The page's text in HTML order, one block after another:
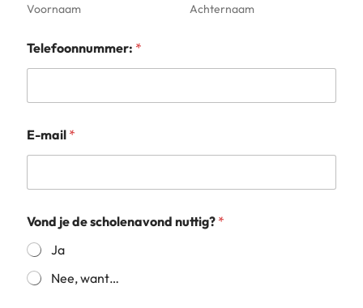
Voornaam Achternaam
Telefoonnummer: *
E-mail *
Vond je de scholenavond nuttig? *
Ja
Nee, want…